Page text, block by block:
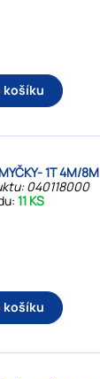
košíku
1T 4M/8M
040118000
11 KS
košíku